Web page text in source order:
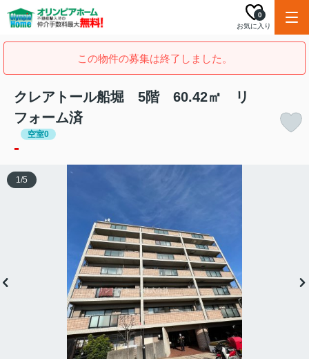
お気に入り
0
この物件の募集は終了しました。
クレアトール船堀 5階 60.42㎡ リ
フォーム済
空室0
-
1/5